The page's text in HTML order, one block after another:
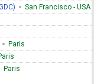
San Francisco - USA
Paris
Paris